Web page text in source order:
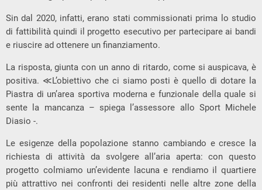
Sin dal 2020, infatti, erano stati commissionati prima lo studio
di fattibilità quindi il progetto esecutivo per partecipare ai bandi
e riuscire ad ottenere un finanziamento.
La risposta, giunta con un anno di ritardo, come si auspicava, è
positiva. ≪L’obiettivo che ci siamo posti è quello di dotare la
Piastra di un’area sportiva moderna e funzionale della quale si
sente la mancanza – spiega l’assessore allo Sport Michele
Diasio -.
Le esigenze della popolazione stanno cambiando e cresce la
richiesta di attività da svolgere all’aria aperta: con questo
progetto colmiamo un’evidente lacuna e rendiamo il quartiere
più attrattivo nei confronti dei residenti nelle altre zone della